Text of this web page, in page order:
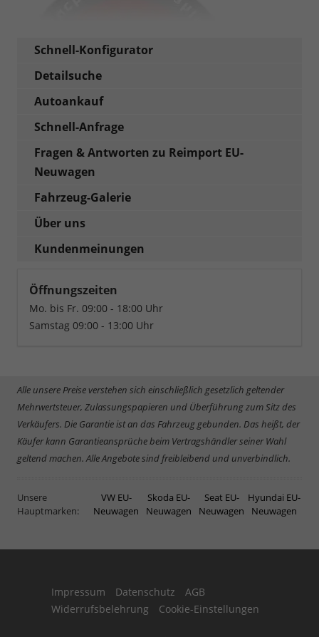
Schnell-Konfigurator
Detailsuche
Autoankauf
Schnell-Anfrage
Fragen & Antworten zu Reimport EU-
Neuwagen
Fahrzeug-Galerie
Über uns
Kundenmeinungen
Öffnungszeiten
Mo. bis Fr. 09:00 - 18:00 Uhr
Samstag 09:00 - 13:00 Uhr
Alle unsere Preise verstehen sich einschließlich gesetzlich geltender
Mehrwertsteuer, Zulassungspapieren und Überführung zum Sitz des
Verkäufers. Die Garantie ist an das Fahrzeug gebunden. Das heißt, der
Käufer kann Garantieansprüche beim Vertragshändler seiner Wahl
geltend machen. Alle Angebote sind freibleibend und unverbindlich.
Unsere
Hauptmarken:
VW EU-
Neuwagen
Skoda EU-
Neuwagen
Seat EU-
Neuwagen
Hyundai EU-
Neuwagen
Impressum Datenschutz
AGB
Widerrufsbelehrung
Cookie-Einstellungen